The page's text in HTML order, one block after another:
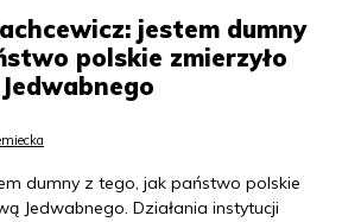
jestem dumny
polskie zmierzyło
dumny z tego, jak państwo polskie
Jedwabnego. Działania instytucji